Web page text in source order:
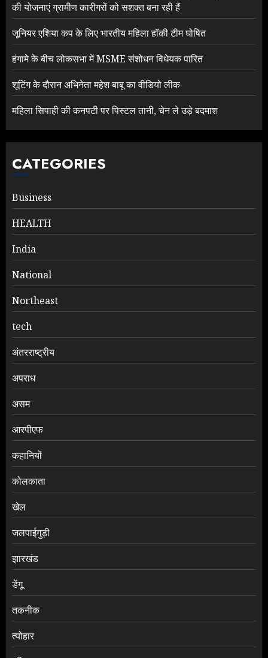
की योजनाएं ग्रामीण कारीगरों को सशक्त बना रही हैं
जूनियर एशिया कप के लिए भारतीय महिला हॉकी टीम घोषित
हंगामे के बीच लोकसभा में MSME संशोधन विधेयक पारित
शूटिंग के दौरान अभिनेता महेश बाबू का वीडियो लीक
महिला सिपाही की कनपटी पर पिस्टल तानी, चेन ले उड़े बदमाश
CATEGORIES
Business
HEALTH
India
National
Northeast
tech
अंतरराष्ट्रीय
अपराध
असम
आरपीएफ
कहानियों
कोलकाता
खेल
जलपाईगुड़ी
झारखंड
डेंगू
तकनीक
त्योहार